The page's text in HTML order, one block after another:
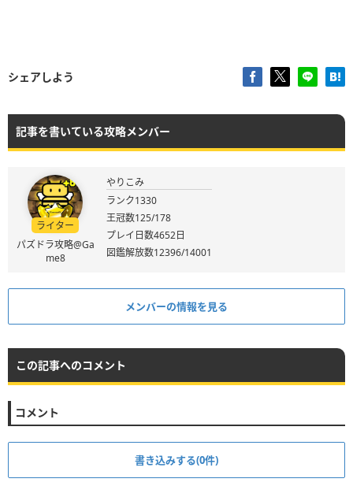
シェアしよう
記事を書いている攻略メンバー
ライター
パズドラ攻略@Ga
me8
やりこみ
ランク1330
王冠数125/178
プレイ日数4652日
図鑑解放数12396/14001
メンバーの情報を見る
この記事へのコメント
コメント
書き込みする(0件)